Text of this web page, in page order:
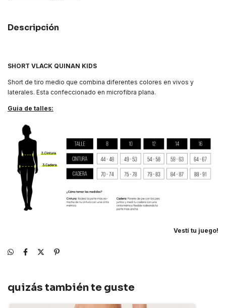
Descripción
SHORT VLACK QUINAN KIDS
Short de tiro medio que combina diferentes colores en vivos y
laterales. Esta confeccionado en microfibra plana.
Guia de talles:
Vestí tu juego!
quizás también te guste